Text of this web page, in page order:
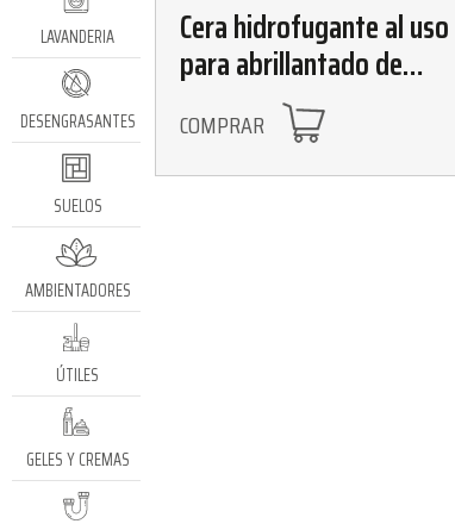
LAVANDERIA
DESENGRASANTES
SUELOS
AMBIENTADORES
ÚTILES
GELES Y CREMAS
Cera hidrofugante al uso
para abrillantado de
carrocerías 25kg
COMPRAR